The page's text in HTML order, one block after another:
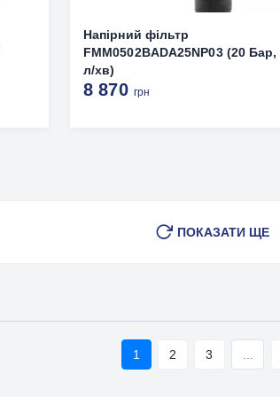
Напірний фільтр
FMM0502BADA25NP03 (20 Бар,
л/хв)
8 870 грн
ПОКАЗАТИ ЩЕ
1 2 3